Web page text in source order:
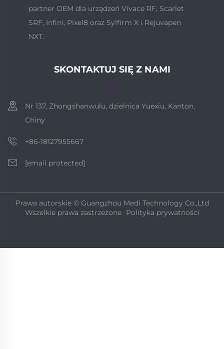
partner OEM dla urządzeń Vivace RF, Scarlet
SRF, Infini, Pixel8 oraz Sylfirm X i Rejuvapen
NXT.
SKONTAKTUJ SIĘ Z NAMI
Nr 137, Zhongshanwulu, dzielnica Yuexiu, Kanton,
Chiny
+86-18127955667
[email protected]
Prawa autorskie © Guangzhou Medi Technology Co.,Ltd
Wszelkie prawa zastrzeżone Polityka prywatności